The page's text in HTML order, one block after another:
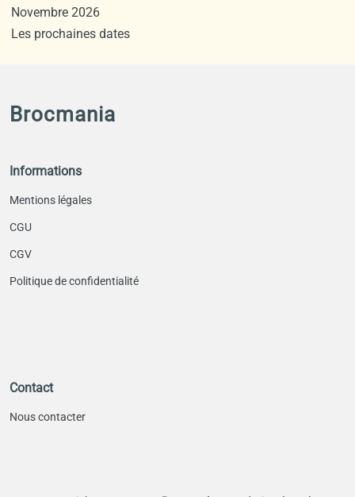
Novembre 2026
Les prochaines dates
Brocmania
Informations
Mentions légales
CGU
CGV
Politique de confidentialité
Contact
Nous contacter